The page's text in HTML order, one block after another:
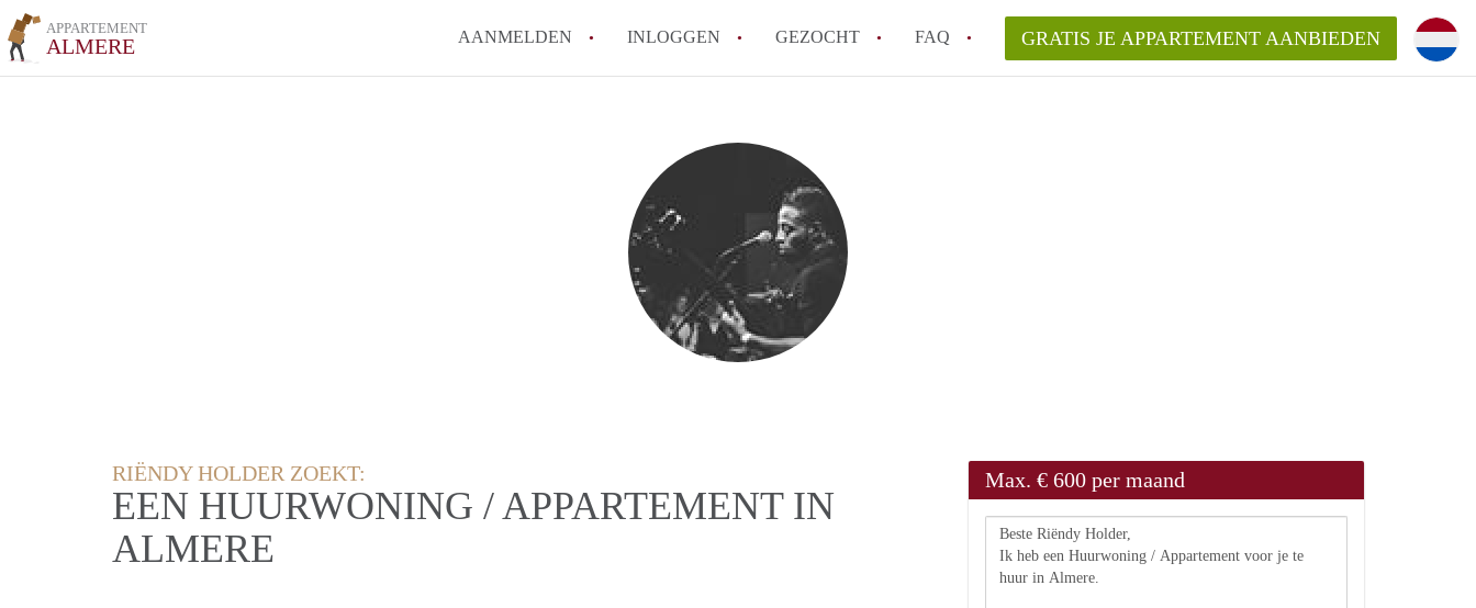
APPARTEMENT
ALMERE AANMELDEN INLOGGEN GEZOCHT FAQ
How to translate AppartementAlmere!
Wat is AppartementAlmere?
Hoeveel kost het om te reageren op een Appartement in Almere?
Wat is de privacyverklaring van AppartementAlmere?
Berekent AppartementAlmere
makelaarsvergoeding/bemiddelingsvergoeding?
Alle veelgestelde vragen
GRATIS JE APPARTEMENT AANBIEDEN
RIËNDY HOLDER ZOEKT:
EEN HUURWONING / APPARTEMENT IN
ALMERE
Max. € 600 per maand